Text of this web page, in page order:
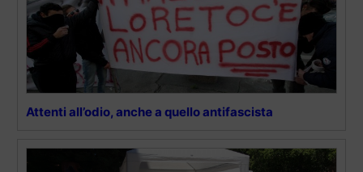
Attenti all’odio, anche a quello antifascista